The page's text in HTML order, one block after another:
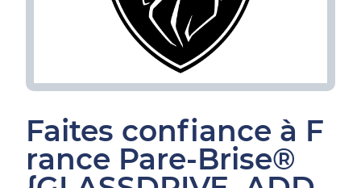
Faites confiance à F
rance Pare-Brise®